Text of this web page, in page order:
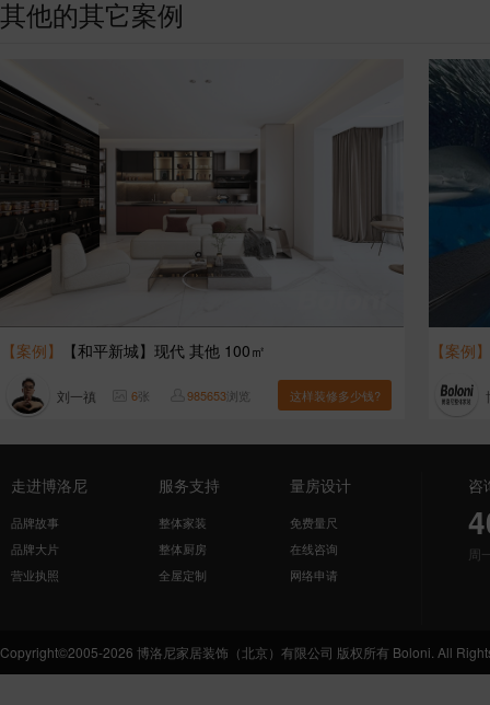
其他的其它案例
【案例】 【和平新城】现代 其他 100㎡
刘一禛 6张 985653浏览 这样装修多少钱?
【案例】
走进博洛尼
品牌故事
品牌大片
营业执照
服务支持
整体家装
整体厨房
全屋定制
量房设计
免费量尺
在线咨询
网络申请
咨
周
Copyright©2005-2026 博洛尼家居装饰（北京）有限公司 版权所有 Boloni. All